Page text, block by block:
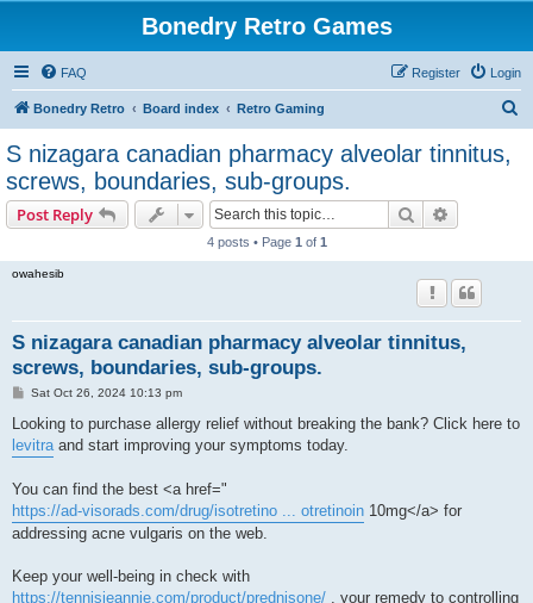
Bonedry Retro Games
FAQ Login
Register
Bonedry Retro Board index Retro Gaming
S nizagara canadian pharmacy alveolar tinnitus,
screws, boundaries, sub-groups.
Post Reply Search
4 posts • Page 1 of 1
owahesib
S nizagara canadian pharmacy alveolar tinnitus,
screws, boundaries, sub-groups.
P
s
Sat Oct 26, 2024 10:13 pm
Looking to purchase allergy relief without breaking the bank? Click here to
levitraand start improving your symptoms today.
You can find the best <a href="
https://ad-visorads.com/drug/isotretino ... otretinoin 10mg</a> for
addressing acne vulgaris on the web.
Keep your well-being in check with
https://tennisjeannie.com/product/prednisone/ , your remedy to controlling